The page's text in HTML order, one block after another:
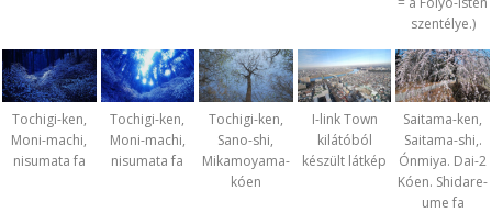
szentélye.)
Tochigi-ken,
Moni-machi,
nisumata fa
Tochigi-ken,
Moni-machi,
nisumata fa
Tochigi-ken,
Sano-shi,
Mikamoyama-
kóen
I-link Town
kilátóból
készült látkép
Saitama-ken,
Saitama-shi,.
Ónmiya. Dai-2
Kóen. Shidare-
ume fa